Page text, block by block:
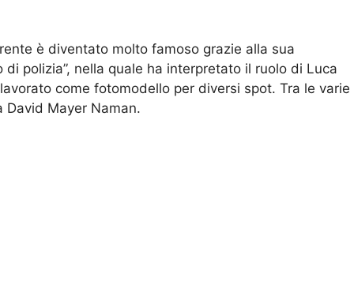
è diventato molto famoso grazie alla sua
polizia”, nella quale ha interpretato il ruolo di Luca
come fotomodello per diversi spot. Tra le varie
Mayer Naman.